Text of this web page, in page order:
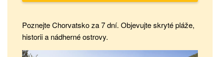
Poznejte Chorvatsko za 7 dní. Objevujte skryté pláže,
historii a nádherné ostrovy.